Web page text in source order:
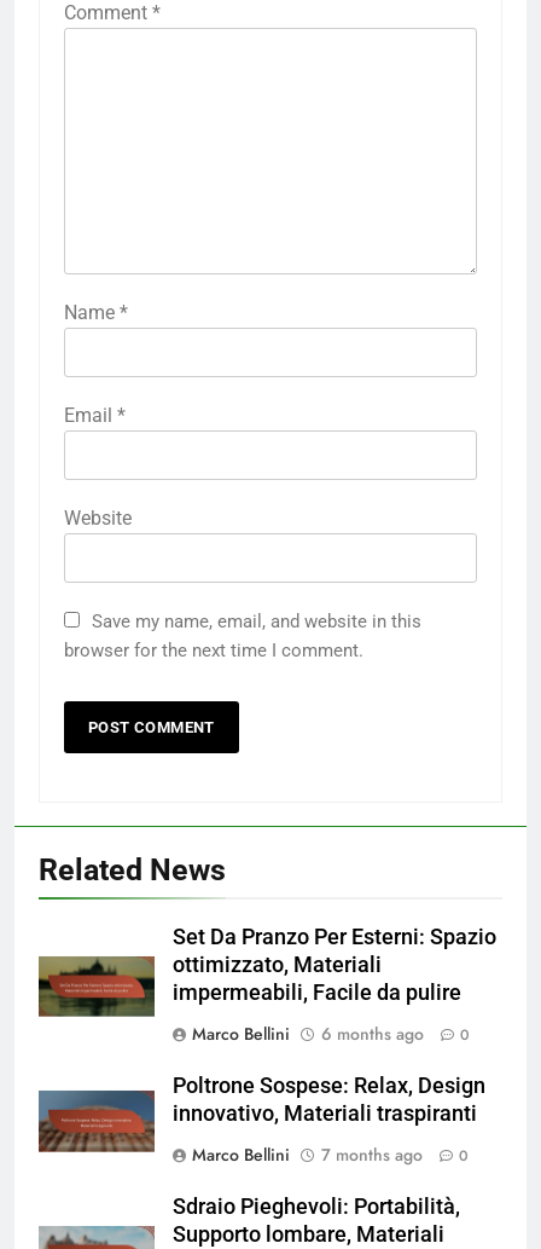
Comment *
Name *
Email *
Website
Save my name, email, and website in this
browser for the next time I comment.
Related News
Set Da Pranzo Per Esterni: Spazio
ottimizzato, Materiali
impermeabili, Facile da pulire
Marco Bellini
6 months ago 0
Poltrone Sospese: Relax, Design
innovativo, Materiali traspiranti
Marco Bellini
7 months ago 0
Sdraio Pieghevoli: Portabilità,
Supporto lombare, Materiali